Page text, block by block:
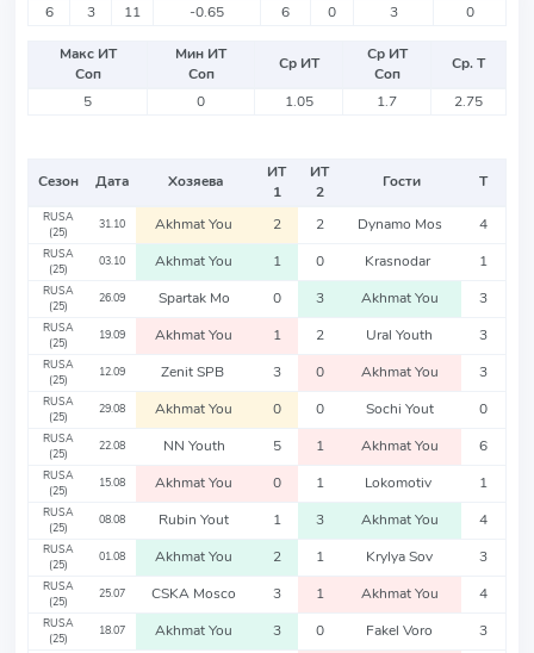
6
3 11 -0.65 6 0 3 0
Макс ИТ
Соп
Мин ИТ
Соп
Ср ИТ
Ср ИТ
Соп
Ср. Т
5
0 1.05 1.7 2.75
Сезон Дата Хозяева
ИТ
1
ИТ
2
Гости Т
RUSA
(25)
31.10 Akhmat You 2 2 Dynamo Mos 4
RUSA
(25)
03.10 Akhmat You 1 0 Krasnodar 1
RUSA
(25)
26.09 Spartak Mo 0 3 Akhmat You 3
RUSA
(25)
19.09 Akhmat You 1 2 Ural Youth 3
RUSA
(25)
12.09 Zenit SPB 3 0 Akhmat You 3
RUSA
(25)
29.08 Akhmat You 0 0 Sochi Yout 0
RUSA
(25)
22.08 NN Youth 5 1 Akhmat You 6
RUSA
(25)
15.08 Akhmat You 0 1 Lokomotiv 1
RUSA
(25)
08.08 Rubin Yout 1 3 Akhmat You 4
RUSA
(25)
01.08 Akhmat You 2 1 Krylya Sov 3
RUSA
(25)
25.07 CSKA Mosco 3 1 Akhmat You 4
RUSA
(25)
18.07 Akhmat You 3 0 Fakel Voro 3